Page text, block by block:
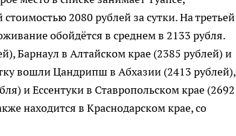
2080 рублей за сутки. На третьей
обойдётся в среднем в 2133 рубля.
Барнаул в Алтайском крае (2385 рублей) и
вошли Цандрипш в Абхазии (2413 рублей),
и Ессентуки в Ставропольском крае (2692
находится в Краснодарском крае, со